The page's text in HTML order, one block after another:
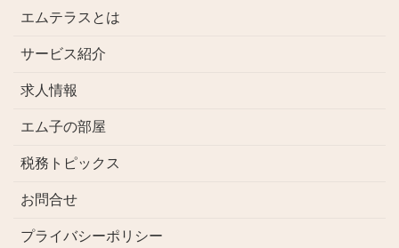
エムテラスとは
サービス紹介
求人情報
エム子の部屋
税務トピックス
お問合せ
プライバシーポリシー